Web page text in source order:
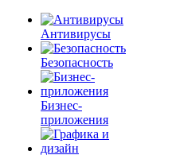
Антивирусы
Безопасность
Бизнес-
приложения